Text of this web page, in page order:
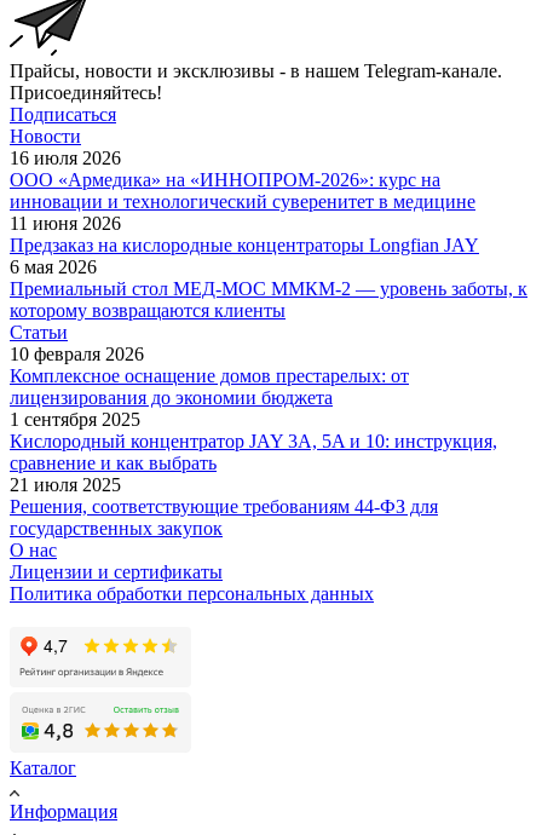
Прайсы, новости и эксклюзивы - в нашем Telegram-канале.
Присоединяйтесь!
Подписаться
Новости
16 июля 2026
ООО «Армедика» на «ИННОПРОМ-2026»: курс на
инновации и технологический суверенитет в медицине
11 июня 2026
Предзаказ на кислородные концентраторы Longfian JAY
6 мая 2026
Премиальный стол МЕД-МОС ММКМ-2 — уровень заботы, к
которому возвращаются клиенты
Статьи
10 февраля 2026
Комплексное оснащение домов престарелых: от
лицензирования до экономии бюджета
1 сентября 2025
Кислородный концентратор JAY 3A, 5A и 10: инструкция,
сравнение и как выбрать
21 июля 2025
Решения, соответствующие требованиям 44-ФЗ для
государственных закупок
О нас
Лицензии и сертификаты
Политика обработки персональных данных
Каталог
Информация